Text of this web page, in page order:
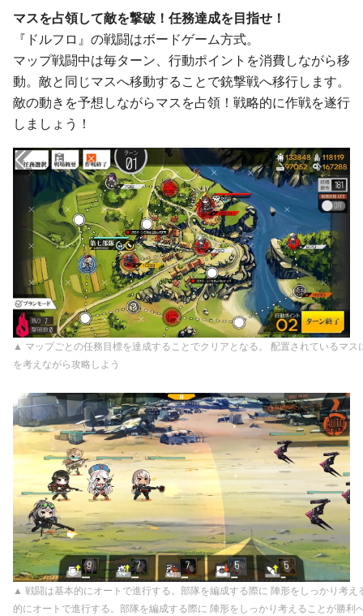
マスを占領して敵を撃破！任務達成を目指せ！
『ドルフロ』の戦闘はボードゲーム方式。
マップ戦闘中は毎ターン、行動ポイントを消費しながら移
動。敵と同じマスへ移動することで銃撃戦へ移行します。
敵の動きを予想しながらマスを占領！戦略的に作戦を遂行
しましょう！
▲ マップごとの任務目標を達成することでクリアとなる。 配置されているマ
を考えながら攻略しよう
▲ 戦闘は基本的にオートで進行する。部隊を編成する際に 陣形をしっかり考
的にオートで進行する。部隊を編成する際に 陣形をしっかり考えることが勝利